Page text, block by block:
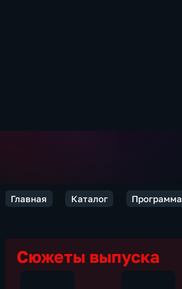
Главная Каталог Программа
Сюжеты выпуска